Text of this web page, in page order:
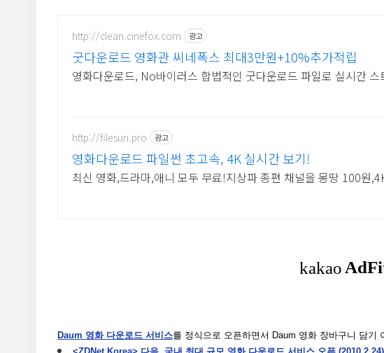
http://clean.cinefox.com 광고
굿다운로드 영화관 씨네폭스 최대3만원+10%추가적립
영화다운로드, No바이러스 합법적인 굿다운로드 파일로 실시간 스
http://filesun.pro 광고
영화다운로드 파일썬 초고속, 4K 실시간 보기!
최신 영화,드라마,애니 모두 무료!지상파 종편 채널을 몽땅 100원
Daum 영화 다운로드 서비스를 정식으로 오픈하면서 Daum 영화 장바구니 담기